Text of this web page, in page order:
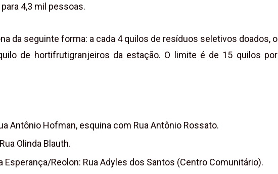
4,3 mil pessoas.
da seguinte forma: a cada 4 quilos de resíduos seletivos doados, o
de hortifrutigranjeiros da estação. O limite é de 15 quilos por
Antônio Hofman, esquina com Rua Antônio Rossato.
Olinda Blauth.
Esperança/Reolon: Rua Adyles dos Santos (Centro Comunitário).